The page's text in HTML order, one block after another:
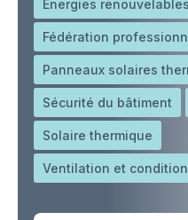
Energies renouvelables
Fédération
Panneaux solaires
Sécurité du bâtiment
Solaire thermique
Ventilation et